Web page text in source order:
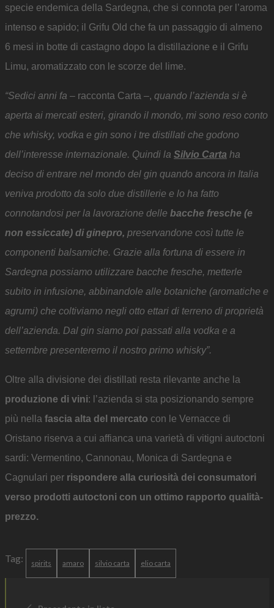
specie endemica della Sardegna, che si connota per l’aroma
intenso e sapido; il Grifu Old che fa un passaggio di almeno
6 mesi in botte di castagno dopo la distillazione e il Grifu
Limu, aromatizzato con le scorze del lime.
“Sedici anni fa – racconta Carta –, quando l’azienda si è
aperta ai mercati esteri, girando il mondo, mi sono reso conto
che whisky, vodka e gin sono i tre distillati che godono
dell’interesse internazionale. Quindi la Silvio Carta ha
deciso di entrare nel mondo del gin quando ancora in Italia
veniva prodotto da solo due distillerie e lo ha fatto
connotandosi per la lavorazione delle bacche fresche (e
non essiccate) di ginepro, preservandone così tutte le
componenti balsamiche. Grazie alla fortuna di essere in
Sardegna possiamo utilizzare bacche fresche, metterle
subito in infusione, abbinandole alle botaniche (aromatiche e
agrumi) che coltiviamo negli otto ettari di terreno di proprietà
dell’azienda. Dal gin siamo poi passati alla vodka e a
settembre presenteremo il nostro primo whisky”.
Oltre alla divisione dei distillati resta rilevante anche la
produzione di vini: l’azienda si sta posizionando sempre
più nella fascia alta del mercato con le Vernacce di
Oristano riserva a cui affianca una varietà di vitigni autoctoni
sardi: Vermentino, Cannonau, Monica di Sardegna e
Cagnulari per rispondere alla curiosità dei consumatori
verso prodotti autoctoni con un ottimo rapporto qualità-
prezzo.
Tag: spirits amaro silvio carta elio carta